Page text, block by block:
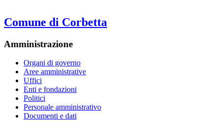
Comune di Corbetta
Amministrazione
Organi di governo
Aree amministrative
Uffici
Enti e fondazioni
Politici
Personale amministrativo
Documenti e dati